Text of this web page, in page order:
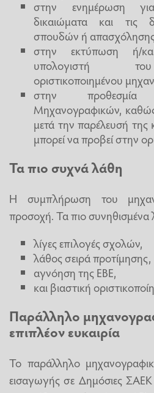
στην ενημέρωση
δικαιώματα και τις
σπουδών ή απασχόλησης
στην εκτύπωση ή/
υπολογιστή
οριστικοποιημένου
στην
Μηχανογραφικών, καθώς
μετά την παρέλευσή
μπορεί να προβεί στην
Τα πιο συχνά λάθη
Η συμπλήρωση του
προσοχή. Τα πιο συνηθισμένα
λίγες επιλογές σχολών,
λάθος σειρά προτίμησης,
αγνόηση της ΕΒΕ,
και βιαστική
Παράλληλο
επιπλέον ευκαιρία
Το παράλληλο
εισαγωγής σε Δημόσιες